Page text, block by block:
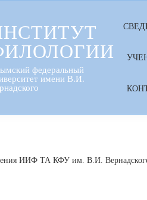
федеральный
имени В.И.
ИИФ ТА КФУ им. В.И. Вернадского